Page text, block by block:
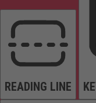
READING LINE